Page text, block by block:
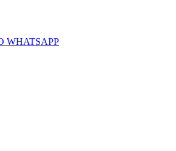
WHATSAPP